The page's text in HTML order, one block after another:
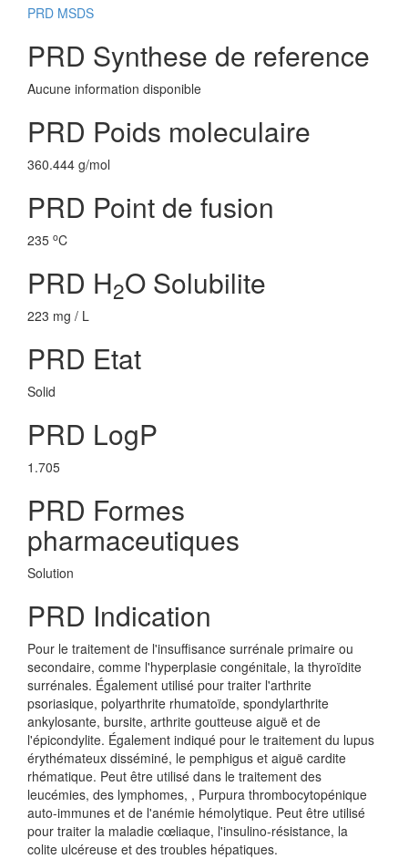
PRD MSDS
PRD Synthese de reference
Aucune information disponible
PRD Poids moleculaire
360.444 g/mol
PRD Point de fusion
235 oC
PRD H2O Solubilite
223 mg / L
PRD Etat
Solid
PRD LogP
1.705
PRD Formes
pharmaceutiques
Solution
PRD Indication
Pour le traitement de l'insuffisance surrénale primaire ou
secondaire, comme l'hyperplasie congénitale, la thyroïdite
surrénales. Également utilisé pour traiter l'arthrite
psoriasique, polyarthrite rhumatoïde, spondylarthrite
ankylosante, bursite, arthrite goutteuse aiguë et de
l'épicondylite. Également indiqué pour le traitement du lupus
érythémateux disséminé, le pemphigus et aiguë cardite
rhématique. Peut être utilisé dans le traitement des
leucémies, des lymphomes, , Purpura thrombocytopénique
auto-immunes et de l'anémie hémolytique. Peut être utilisé
pour traiter la maladie cœliaque, l'insulino-résistance, la
colite ulcéreuse et des troubles hépatiques.